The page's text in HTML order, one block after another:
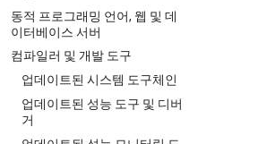
동적 프로그래밍 언어, 웹 및 데
이터베이스 서버
컴파일러 및 개발 도구
업데이트된 시스템 도구체인
업데이트된 성능 도구 및 디버
거